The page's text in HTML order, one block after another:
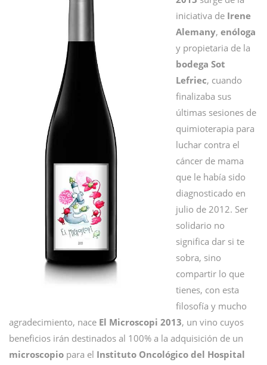
iniciativa de Irene
Alemany, enóloga
y propietaria de la
bodega Sot
Lefriec, cuando
finalizaba sus
últimas sesiones de
quimioterapia para
luchar contra el
cáncer de mama
que le había sido
diagnosticado en
julio de 2012. Ser
solidario no
significa dar si te
sobra, sino
compartir lo que
tienes, con esta
filosofía y mucho
agradecimiento, nace El Microscopi 2013, un vino cuyos
beneficios irán destinados al 100% a la adquisición de un
microscopio para el Instituto Oncológico del Hospital